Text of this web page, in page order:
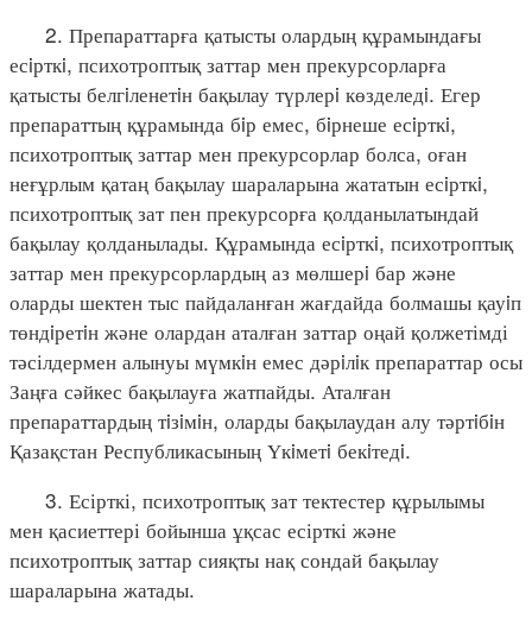
2. Препараттарға қатысты олардың құрамындағы
есiрткi, психотроптық заттар мен прекурсорларға
қатысты белгiленетiн бақылау түрлерi көзделедi. Егер
препараттың құрамында бiр емес, бiрнеше есiрткi,
психотроптық заттар мен прекурсорлар болса, оған
неғұрлым қатаң бақылау шараларына жататын есiрткi,
психотроптық зат пен прекурсорға қолданылатындай
бақылау қолданылады. Құрамында есiрткi, психотроптық
заттар мен прекурсорлардың аз мөлшерi бар және
оларды шектен тыс пайдаланған жағдайда болмашы қауiп
төндiретiн және олардан аталған заттар оңай қолжетімді
тәсілдермен алынуы мүмкiн емес дәрiлiк препараттар осы
Заңға сәйкес бақылауға жатпайды. Аталған
препараттардың тiзiмiн, оларды бақылаудан алу тәртiбiн
Қазақстан Республикасының Үкiметi бекiтедi.
3. Есірткі, психотроптық зат тектестер құрылымы
мен қасиеттері бойынша ұқсас есірткі және
психотроптық заттар сияқты нақ сондай бақылау
шараларына жатады.